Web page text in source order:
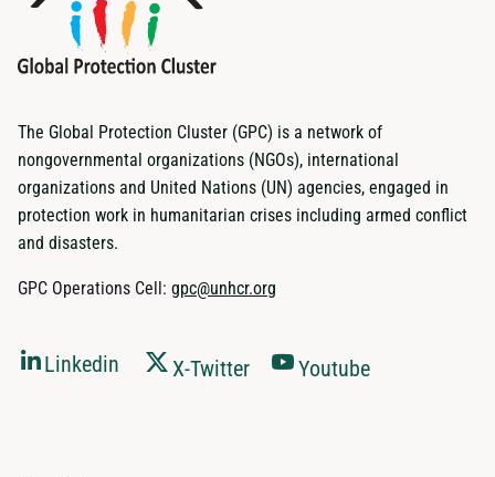
The Global Protection Cluster (GPC) is a network of
nongovernmental organizations (NGOs), international
organizations and United Nations (UN) agencies, engaged in
protection work in humanitarian crises including armed conflict
and disasters.
GPC Operations Cell: gpc@unhcr.org
Linkedin X-Twitter Youtube